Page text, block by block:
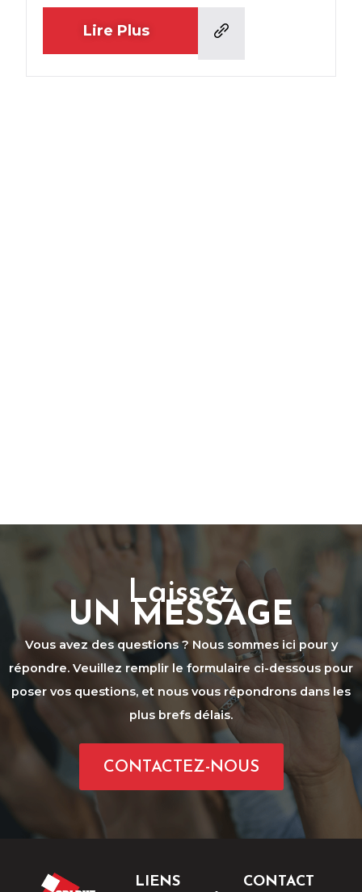
Lire Plus
Laissez
UN MESSAGE
Vous avez des questions ? Nous sommes ici pour y
répondre. Veuillez remplir le formulaire ci-dessous pour
poser vos questions, et nous vous répondrons dans les
plus brefs délais.
CONTACTEZ-NOUS
LIENS
CONTACT